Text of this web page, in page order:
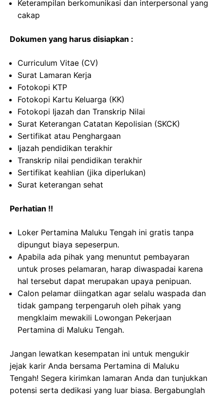
Keterampilan berkomunikasi dan interpersonal yang
cakap
Dokumen yang harus disiapkan :
Curriculum Vitae (CV)
Surat Lamaran Kerja
Fotokopi KTP
Fotokopi Kartu Keluarga (KK)
Fotokopi Ijazah dan Transkrip Nilai
Surat Keterangan Catatan Kepolisian (SKCK)
Sertifikat atau Penghargaan
Ijazah pendidikan terakhir
Transkrip nilai pendidikan terakhir
Sertifikat keahlian (jika diperlukan)
Surat keterangan sehat
Perhatian !!
Loker Pertamina Maluku Tengah ini gratis tanpa
dipungut biaya sepeserpun.
Apabila ada pihak yang menuntut pembayaran
untuk proses pelamaran, harap diwaspadai karena
hal tersebut dapat merupakan upaya penipuan.
Calon pelamar diingatkan agar selalu waspada dan
tidak gampang terpengaruh oleh pihak yang
mengklaim mewakili Lowongan Pekerjaan
Pertamina di Maluku Tengah.
Jangan lewatkan kesempatan ini untuk mengukir
jejak karir Anda bersama Pertamina di Maluku
Tengah! Segera kirimkan lamaran Anda dan tunjukkan
potensi serta dedikasi yang luar biasa. Bergabunglah